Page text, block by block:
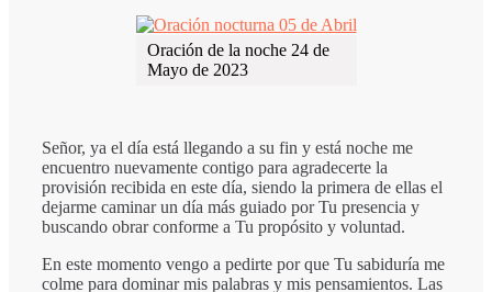
Oración de la noche 24 de
Mayo de 2023
Señor, ya el día está llegando a su fin y está noche me
encuentro nuevamente contigo para agradecerte la
provisión recibida en este día, siendo la primera de ellas el
dejarme caminar un día más guiado por Tu presencia y
buscando obrar conforme a Tu propósito y voluntad.
En este momento vengo a pedirte por que Tu sabiduría me
colme para dominar mis palabras y mis pensamientos. Las